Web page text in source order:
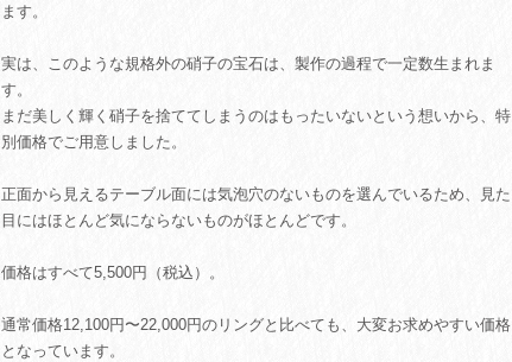
ます。
実は、このような規格外の硝子の宝石は、製作の過程で一定数生まれま
す。
まだ美しく輝く硝子を捨ててしまうのはもったいないという想いから、特
別価格でご用意しました。
正面から見えるテーブル面には気泡穴のないものを選んでいるため、見た
目にはほとんど気にならないものがほとんどです。
価格はすべて5,500円（税込）。
通常価格12,100円〜22,000円のリングと比べても、大変お求めやすい価格
となっています。